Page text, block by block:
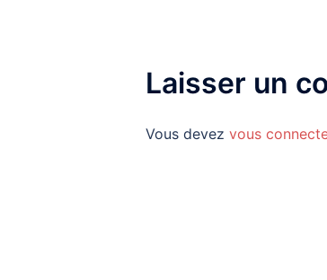
Laisser un
Vous devez vous